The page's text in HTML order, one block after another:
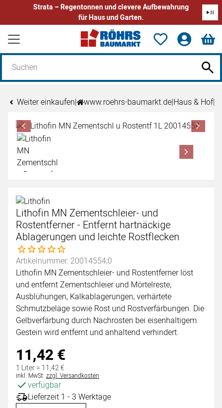
Strata – Regentonnen und clevere Aufbewahrung
für Haus und Garten.
Zum Hauptinhalt springen
Weiter einkaufen| www.roehrs-baumarkt.de|Haus & Hof|
Produktgalerie
Zur Kaufbox springen
Lithofin MN Zementschleier- und
Rostentferner - Entfernt hartnäckige
Ablagerungen und leichte Rostflecken
Noch keine Bewertungen abgegeben
Artikelnummer: 20014554;0
Lithofin MN Zementschleier- und Rostentferner löst
und entfernt Zementschleier und Mörtelreste,
Ausblühungen, Kalkablagerungen, verhärtete
Schmutzbeläge sowie Rost und Rostverfärbungen. Die
Gelbverfärbung durch Nachrosten bei eisenhaltigem
Gestein wird entfernt und anhaltend verhindert.
11,42€
1 Liter = 11,42€
Steuerhinweis:
inkl. MwSt. zzgl. Versandkosten
verfügbar
Lieferzeit 1 - 3 Werktage